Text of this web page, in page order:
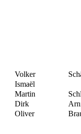
Volker
Ismaël
Martin
Dirk
Oliver